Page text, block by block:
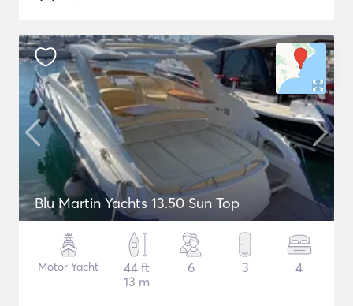
Blu Martin Yachts 13.50 Sun Top
Motor Yacht
44 ft
13 m
6 3 4